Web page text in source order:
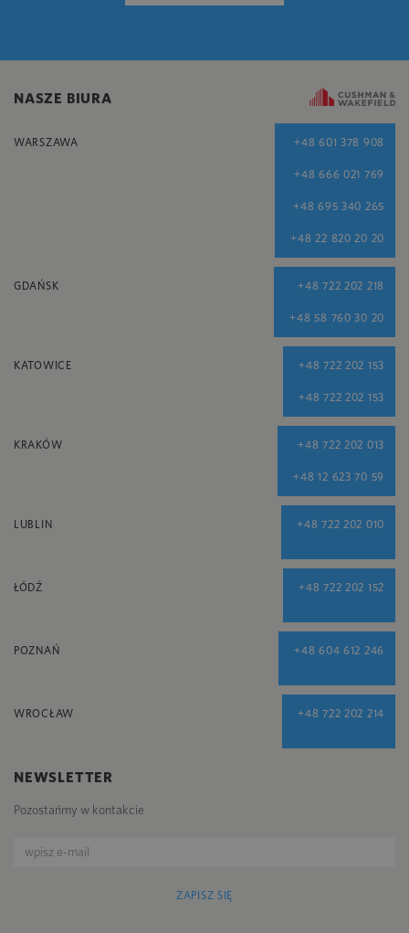
NASZE BIURA
WARSZAWA +48 601 378 908
+48 666 021 769
+48 695 340 265
+48 22 820 20 20
GDAŃSK +48 722 202 218
+48 58 760 30 20
KATOWICE +48 722 202 153
+48 722 202 153
KRAKÓW +48 722 202 013
+48 12 623 70 59
LUBLIN +48 722 202 010
ŁÓDŹ +48 722 202 152
POZNAŃ +48 604 612 246
WROCŁAW +48 722 202 214
NEWSLETTER
Pozostańmy w kontakcie
ZAPISZ SIĘ